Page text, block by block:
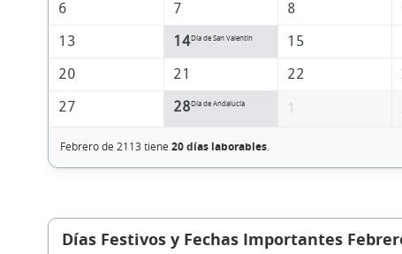
6 7 8
13
14Día de San Valentín 15
20
21 22
27
28Día de Andalucía 1
Febrero de 2113 tiene 20 días laborables.
Días Festivos y Fechas Importantes